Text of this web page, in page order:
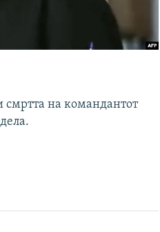
смртта на командантот